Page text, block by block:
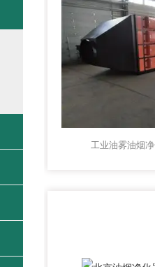
工业油雾油烟